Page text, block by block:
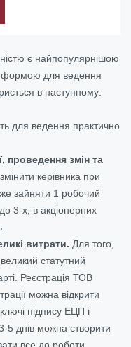
є найпопулярнішою
формою для ведення
в наступному:
для ведення практично
проведення змін та
керівника при
зайняти 1 робочий
3-х, в акціонерних
витрати. Для того,
статутний
Реєстрація ТОВ
можна відкрити
підпису ЕЦП і
5 днів можна створити
все до роботи.